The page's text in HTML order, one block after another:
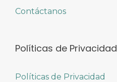
Contáctanos
Políticas de Privacidad
Políticas de Privacidad